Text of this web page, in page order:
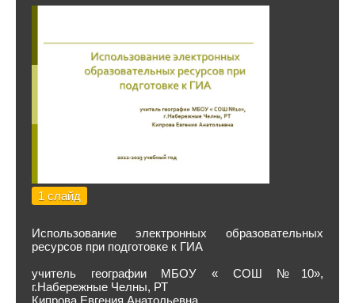
1 слайд
Использование электронных образовательных
ресурсов при подготовке к ГИА
учитель географии МБОУ « СОШ №10»,
г.Набережные Челны, РТ
Кипрова Евгения Анатольевна